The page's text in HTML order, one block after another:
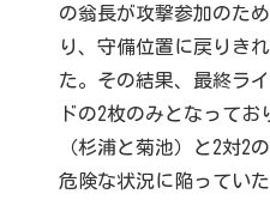
の翁長が攻撃参加のた
り、守備位置に戻りき
た。その結果、最終ラ
ドの2枚のみとなって
（杉浦と菊池）と2対2
危険な状況に陥っていた